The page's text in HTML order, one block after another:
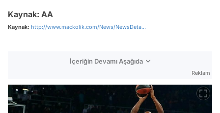
Kaynak: AA
Kaynak: http://www.mackolik.com/News/NewsDeta...
İçeriğin Devamı Aşağıda
Reklam